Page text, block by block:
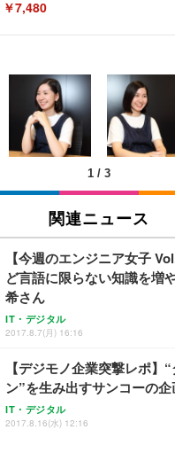
￥7,480
[EdoErgo] オフィスチェア 椅
い 跳ね上げ式アームレスト コ
キング pc 事務椅子 360度回転
ン樹脂ベース 通気性メッシュ
(黒網+黒枠+黒足)
￥5,699
SIHOO B100 オフィスチェア／
ュチェア 人間工学 疲れない ブラ
￥27,999
Sezlife オフィスチェア デスクチ
ワーク チェア 強化バックレスト
能 人間工学 椅子 腰サポート 90
レスト 3Dヘッドレスト ハンガー
務用 おしゃれ パソコンチェア (
Sezlife オフィスチェア デスクチ
ワーク チェア 強化バックレスト
能 人間工学 椅子 腰サポート 90
EIZO ビジネス向けプレミアム
EV3240X-WT | 31.5型4K UHD・
￥105,595
EIZO ビジネス向けプレミアム
￥109,572
【純正品】27"ゲーミングモニタ
フック付き（CFI-ZDM1J）
￥49,979
【整備済み品】Dell E2724HS 27
ー フルHD（1920×1080）VA 非
ort/VGA スピーカー内蔵 高さ調
Amazonベーシック ペットシー
回使い捨て 無香料 ホワイト 300枚
￥3,373
Amazonベーシック ペットシー
x2袋(84枚) ホワイト(吸収面:ライ
￥3,234
ネオ・ルーライフ ネオ・オムツ
り 単品
￥1,800
Smart Basic(スマートベーシッ
限定】 Smart Basic アイリスオ
超厚型 お徳用 ワイド 100枚入 (x
1 / 3
関連ニュース
【今週のエンジニア女子
ど言語に限らない知識を
希さん
IT・デジタル
2017.8.7(月) 16:16
【デジモノ企業突撃レポ】
ン”を生み出すサンコーの企
IT・デジタル
2017.8.16(水) 12:16